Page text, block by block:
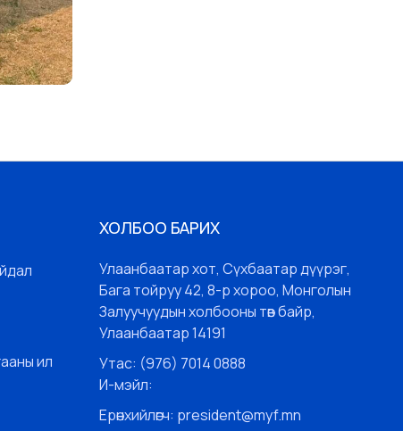
ил
ХОЛБОО БАРИХ
Улаанбаатар хот, Сүхбаатар дүүрэг,
Бага тойруу 42, 8-р хороо, Монголын
Залуучуудын холбооны төв байр,
Улаанбаатар 14191
Утас: (976) 7014 0888
И-мэйл:
Ерөнхийлөгч: president@myf.mn